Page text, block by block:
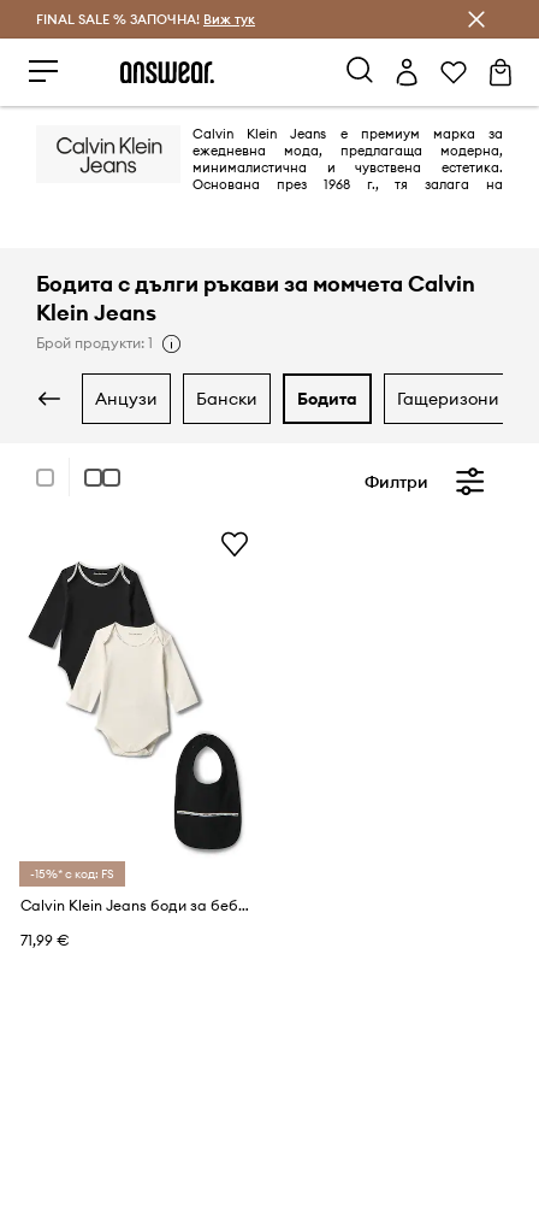
Спестявай с Answear Club
FINAL SALE % ЗАПОЧНА! Виж тук
Calvin Klein Jeans е премиум марка за
ежедневна мода, предлагаща модерна,
минималистична и чувствена естетика.
Основана през 1968 г., тя залага на
Бодита с дълги ръкави за момчета Calvin
Klein Jeans
Брой продукти: 1
анцузи бански бодита гащеризони и
Филтри
-15%* с код: FS
Calvin Klein Jeans боди за бебе с памук 2 броя
71,99 €